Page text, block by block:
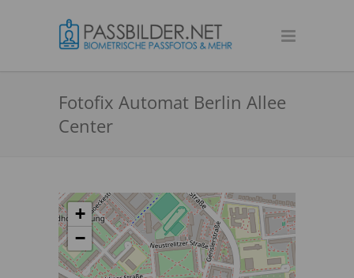
Fotofix Automat Berlin Allee
Center
+
−